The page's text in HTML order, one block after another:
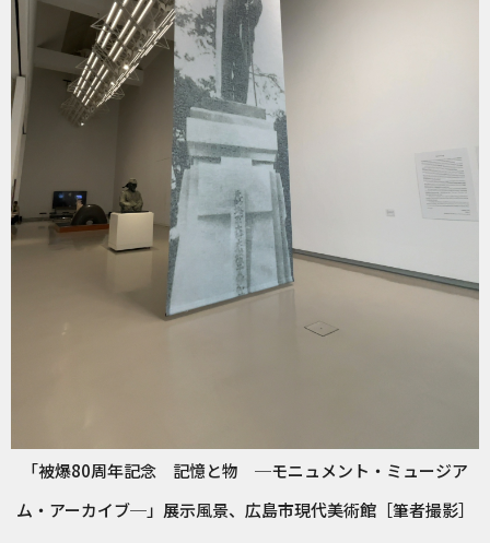
「被爆80周年記念 記憶と物 ─モニュメント・ミュージア
ム・アーカイブ─」展示風景、広島市現代美術館［筆者撮影］